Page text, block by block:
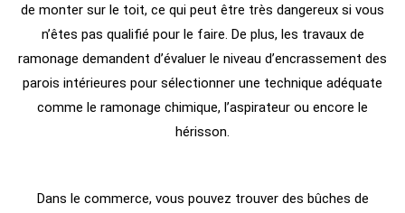
de monter sur le toit, ce qui peut être très dangereux si vous
n’êtes pas qualifié pour le faire. De plus, les travaux de
ramonage demandent d’évaluer le niveau d’encrassement des
parois intérieures pour sélectionner une technique adéquate
comme le ramonage chimique, l’aspirateur ou encore le
hérisson.
Dans le commerce, vous pouvez trouver des bûches de